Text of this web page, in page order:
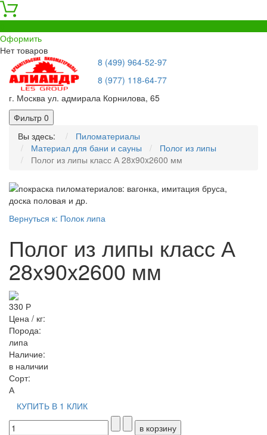
Оформить
Нет товаров
8 (499) 964-52-97
8 (977) 118-64-77
г. Москва ул. адмирала Корнилова, 65
Фильтр 0
Вы здесь:
Пиломатериалы
Материал для бани и сауны
Полог из липы
Полог из липы класс А 28x90x2600 мм
Вернуться к: Полок липа
Полог из липы класс А
28x90x2600 мм
330 Р
Цена / кг:
Порода:
липа
Наличие:
в наличии
Сорт:
А
КУПИТЬ В 1 КЛИК